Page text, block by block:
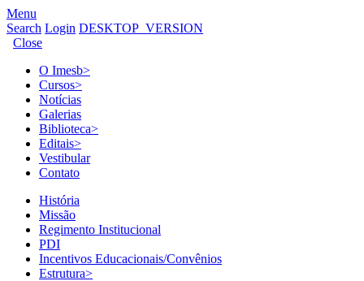
Menu
Search Login DESKTOP_VERSION
Close
O Imesb>
Cursos>
Notícias
Galerias
Biblioteca>
Editais>
Vestibular
Contato
História
Missão
Regimento Institucional
PDI
Incentivos Educacionais/Convênios
Estrutura>